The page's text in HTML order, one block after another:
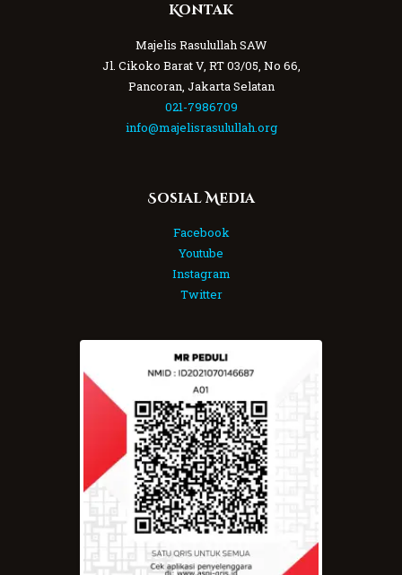
Kontak
Majelis Rasulullah SAW
Jl. Cikoko Barat V, RT 03/05, No 66,
Pancoran, Jakarta Selatan
021-7986709
info@majelisrasulullah.org
Sosial Media
Facebook
Youtube
Instagram
Twitter